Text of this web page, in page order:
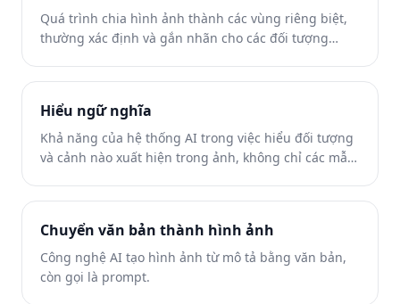
Quá trình chia hình ảnh thành các vùng riêng biệt,
thường xác định và gắn nhãn cho các đối tượng
Hiểu ngữ nghĩa
Khả năng của hệ thống AI trong việc hiểu đối tượng
và cảnh nào xuất hiện trong ảnh, không chỉ các mẫu
Chuyển văn bản thành hình ảnh
Công nghệ AI tạo hình ảnh từ mô tả bằng văn bản,
còn gọi là prompt.